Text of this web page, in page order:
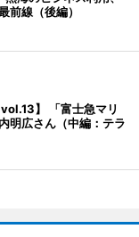
前線（後編）
vol.13】 「富士急マリ
明広さん（中編：テラ